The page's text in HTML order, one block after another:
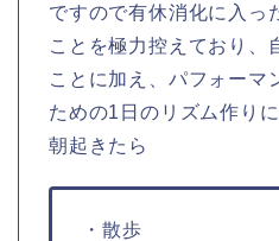
ですので有休消化に入っ
ことを極力控えており、
ことに加え、パフォーマ
ための1日のリズム作り
朝起きたら
・散歩